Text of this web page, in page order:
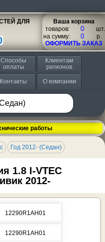
ДЛЯ
Ваша корзина
товаров:
шт.
на сумму:
p.
ОФОРМИТЬ ЗАКАЗ
Способы
оплаты
Клиентам
регионов
Контакты О компании
работы
Год 2012- (Седан)
1.8 I-VTEC
2012-
12290R1AH01
12290R1AH01